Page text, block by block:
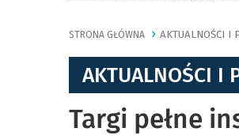
STRONA GŁÓWNA AKTUALNOŚCI I
AKTUALNOŚCI I
Targi pełne